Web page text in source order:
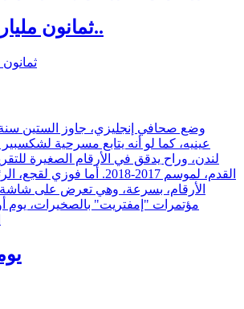
ثمانون مليارا لموسم واحد..
عينيه، كما لو أنه يتابع مسرحية
لندن، وراح يدقق في الأرقام الصغيرة
القدم، لموسم 2017-2018. أما
الأرقام، بسرعة، وهي تعرض على
مؤتمرات "إمفتريت" بالصخيرات، يوم